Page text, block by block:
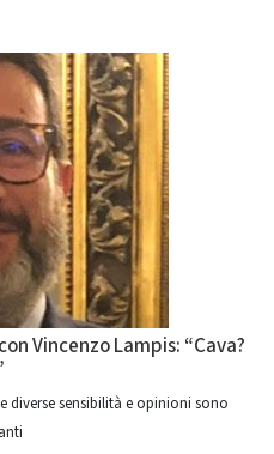
Vincenzo Lampis: “Cava?
sensibilità e opinioni sono